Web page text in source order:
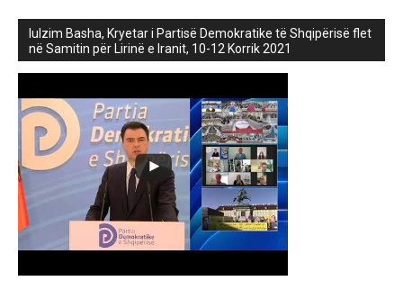
lulzim Basha, Kryetar i Partisë Demokratike të Shqipërisë flet
në Samitin për Lirinë e Iranit, 10-12 Korrik 2021